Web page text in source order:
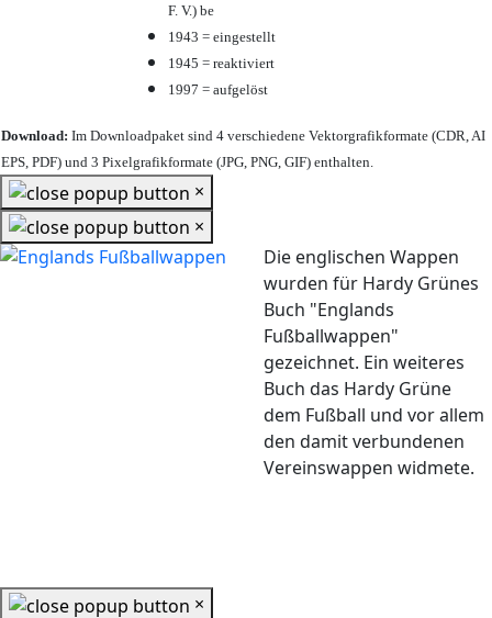
F. V.) be
1943 = eingestellt
1945 = reaktiviert
1997 = aufgelöst
Download: Im Downloadpaket sind 4 verschiedene Vektorgrafikformate (CDR, AI
EPS, PDF) und 3 Pixelgrafikformate (JPG, PNG, GIF) enthalten.
×
×
Die englischen Wappen
wurden für Hardy Grünes
Buch "Englands
Fußballwappen"
gezeichnet. Ein weiteres
Buch das Hardy Grüne
dem Fußball und vor allem
den damit verbundenen
Vereinswappen widmete.
×